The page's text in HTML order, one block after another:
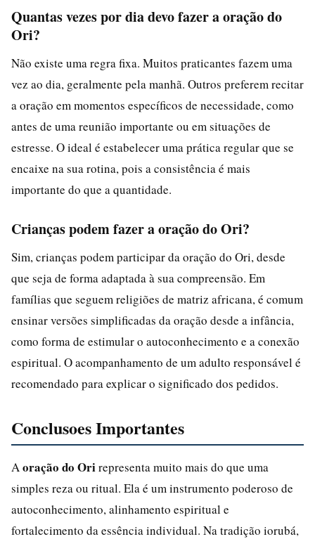
Quantas vezes por dia devo fazer a oração do
Ori?
Não existe uma regra fixa. Muitos praticantes fazem uma
vez ao dia, geralmente pela manhã. Outros preferem recitar
a oração em momentos específicos de necessidade, como
antes de uma reunião importante ou em situações de
estresse. O ideal é estabelecer uma prática regular que se
encaixe na sua rotina, pois a consistência é mais
importante do que a quantidade.
Crianças podem fazer a oração do Ori?
Sim, crianças podem participar da oração do Ori, desde
que seja de forma adaptada à sua compreensão. Em
famílias que seguem religiões de matriz africana, é comum
ensinar versões simplificadas da oração desde a infância,
como forma de estimular o autoconhecimento e a conexão
espiritual. O acompanhamento de um adulto responsável é
recomendado para explicar o significado dos pedidos.
Conclusoes Importantes
A oração do Orirepresenta muito mais do que uma
simples reza ou ritual. Ela é um instrumento poderoso de
autoconhecimento, alinhamento espiritual e
fortalecimento da essência individual. Na tradição iorubá,